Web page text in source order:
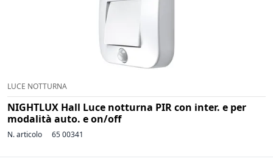
LUCE NOTTURNA
NIGHTLUX Hall Luce notturna PIR con inter. e per
modalità auto. e on/off
N. articolo 65 00341